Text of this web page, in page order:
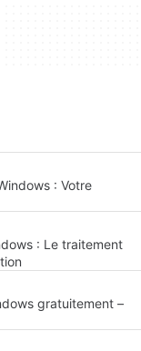
: Votre
: Le traitement
gratuitement –